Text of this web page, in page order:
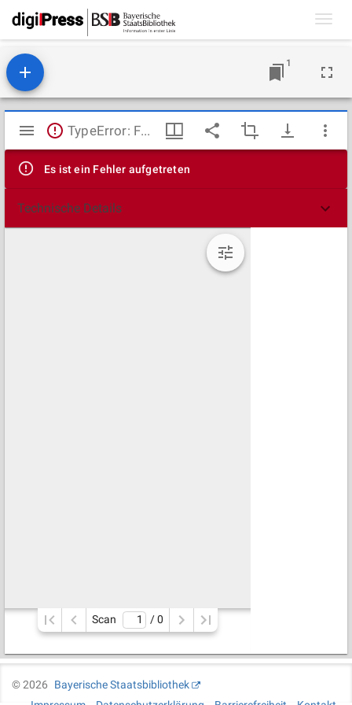
1
Mirador
Viewer
TypeError: Failed to fetch
Es ist ein Fehler aufgetreten
Technische Details
Scan / 0
©2026
Bayerische Staatsbibliothek